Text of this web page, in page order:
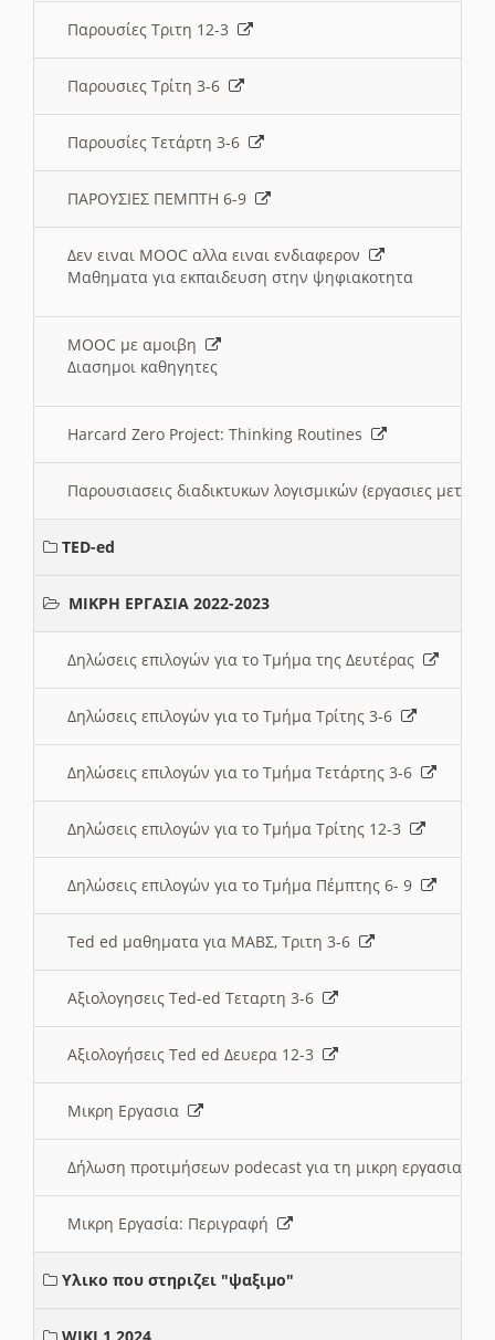
Παρουσίες Τριτη 12-3
Παρουσιες Τρίτη 3-6
Παρουσίες Τετάρτη 3-6
ΠΑΡΟΥΣΙΕΣ ΠΕΜΠΤΗ 6-9
Δεν ειναι MOOC αλλα ειναι ενδιαφερον
Μαθηματα για εκπαιδευση στην ψηφιακοτητα
MOOC με αμοιβη
Διασημοι καθηγητες
Harcard Zero Project: Thinking Routines
Παρουσιασεις διαδικτυκων λογισμικών (εργασιες
TED-ed
ΜΙΚΡΗ ΕΡΓΑΣΙΑ 2022-2023
Δηλώσεις επιλογών για το Τμήμα της Δευτέρας
Δηλώσεις επιλογών για το Τμήμα Τρίτης 3-6
Δηλώσεις επιλογών για το Τμήμα Τετάρτης 3-6
Δηλώσεις επιλογών για το Τμήμα Τρίτης 12-3
Δηλώσεις επιλογών για το Τμήμα Πέμπτης 6- 9
Ted ed μαθηματα για ΜΑΒΣ, Τριτη 3-6
Αξιολογησεις Ted-ed Τεταρτη 3-6
Αξιολογήσεις Ted ed Δευερα 12-3
Μικρη Εργασια
Δήλωση προτιμήσεων podecast για τη μικρη εργασια
Μικρη Εργασία: Περιγραφή
Υλικο που στηριζει "ψαξιμο"